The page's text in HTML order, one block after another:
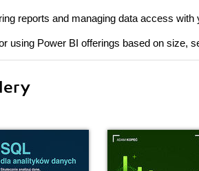
reports and managing data access with
using Power BI offerings based on size,